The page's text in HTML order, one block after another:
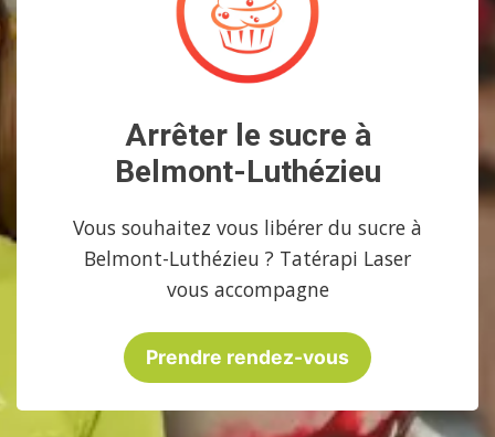
Arrêter le sucre à
Belmont-Luthézieu
Vous souhaitez vous libérer du sucre à
Belmont-Luthézieu ? Tatérapi Laser
vous accompagne
Prendre rendez-vous